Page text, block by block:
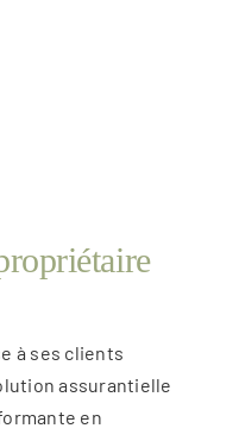
à ses clients
assurantielle
en